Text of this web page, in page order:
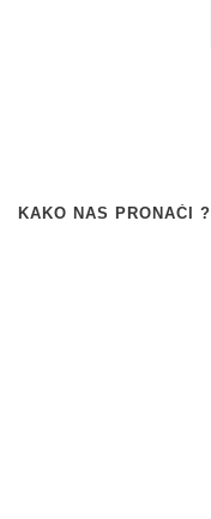
KAKO NAS PRONAĆI ?